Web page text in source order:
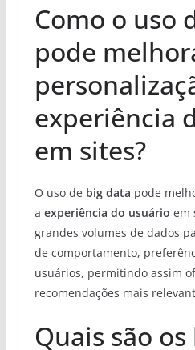
Como o uso
pode
experiência
em sites?
O uso de big data pode
a experiência do usuário em
grandes volumes de dados
de comportamento,
usuários, permitindo assim
recomendações mais
Quais são